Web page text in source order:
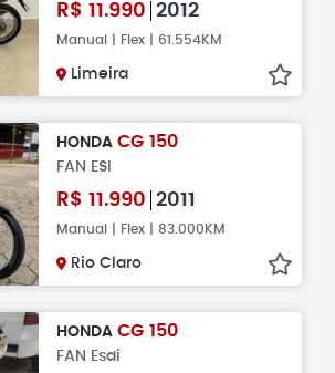
R$ 11.990 2012
Manual | Flex | 61.554KM
Limeira
HONDA CG 150
FAN ESI
R$ 11.990 2011
Manual | Flex | 83.000KM
Rio Claro
HONDA CG 150
FAN Esdi